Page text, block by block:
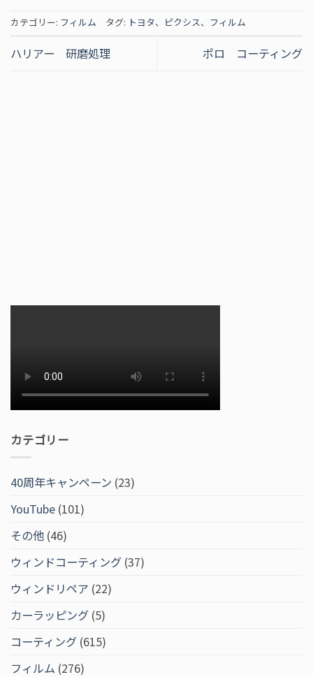
カテゴリー: フィルム タグ: トヨタ、 ピクシス、 フィルム
ハリアー 研磨処理 ポロ コーティング
カテゴリー
40周年キャンペーン (23)
YouTube (101)
その他 (46)
ウィンドコーティング (37)
ウィンドリペア (22)
カーラッピング (5)
コーティング (615)
フィルム (276)